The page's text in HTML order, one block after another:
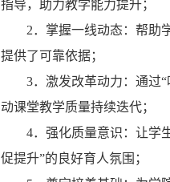
指导，助力教学能力提升；
2．掌握一线动态：帮助
提供了可靠依据；
3．激发改革动力：通过
动课堂教学质量持续迭代；
4．强化质量意识：让学
促提升”的良好育人氛围；